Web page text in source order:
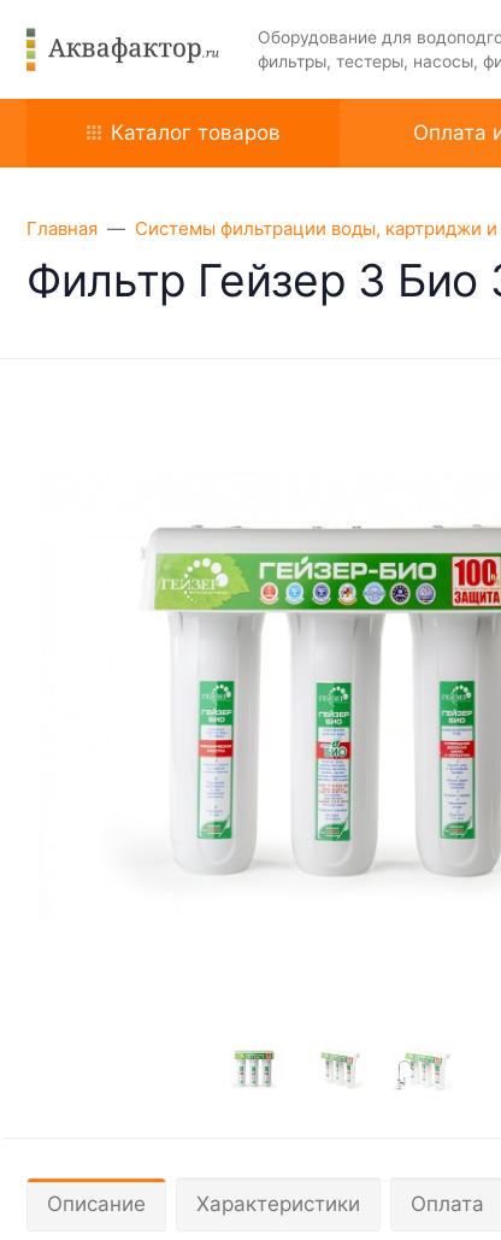
Оборудование для
фильтры, тестеры, насосы,
Каталог товаров Оплата
Главная Системы фильтрации воды, картриджи и
Фильтр Гейзер 3 Био
Описание Характеристики Оплата